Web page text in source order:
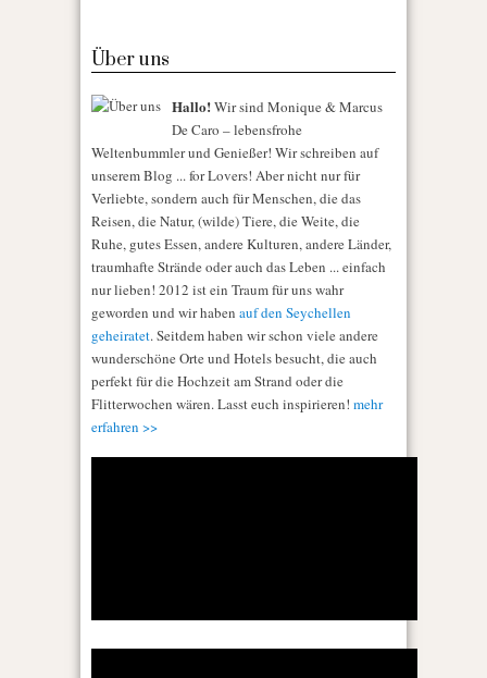
Über uns
Hallo!Wir sind Monique & Marcus
De Caro – lebensfrohe
Weltenbummler und Genießer! Wir schreiben auf
unserem Blog ... for Lovers! Aber nicht nur für
Verliebte, sondern auch für Menschen, die das
Reisen, die Natur, (wilde) Tiere, die Weite, die
Ruhe, gutes Essen, andere Kulturen, andere Länder,
traumhafte Strände oder auch das Leben ... einfach
nur lieben! 2012 ist ein Traum für uns wahr
geworden und wir haben auf den Seychellen
geheiratet. Seitdem haben wir schon viele andere
wunderschöne Orte und Hotels besucht, die auch
perfekt für die Hochzeit am Strand oder die
Flitterwochen wären. Lasst euch inspirieren! mehr
erfahren >>